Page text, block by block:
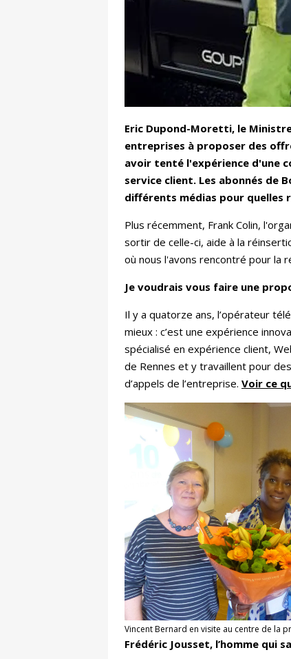
Eric Dupond-Moretti, le
entreprises à proposer des
avoir tenté l'expérience d'une
service client. Les abonnés de
différents médias pour quelles
Plus récemment, Frank Colin,
sortir de celle-ci, aide à la
où nous l'avons rencontré pour la
Je voudrais vous faire une
Il y a quatorze ans, l’opérateur
mieux : c’est une expérience
spécialisé en expérience client,
de Rennes et y travaillent pour
d’appels de l’entreprise. Voir ce
Vincent Bernard en visite au centre de la
Frédéric Jousset, l’homme qui